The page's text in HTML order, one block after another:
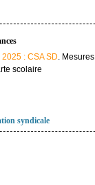
: CSA SD. Mesures
scolaire
syndicale